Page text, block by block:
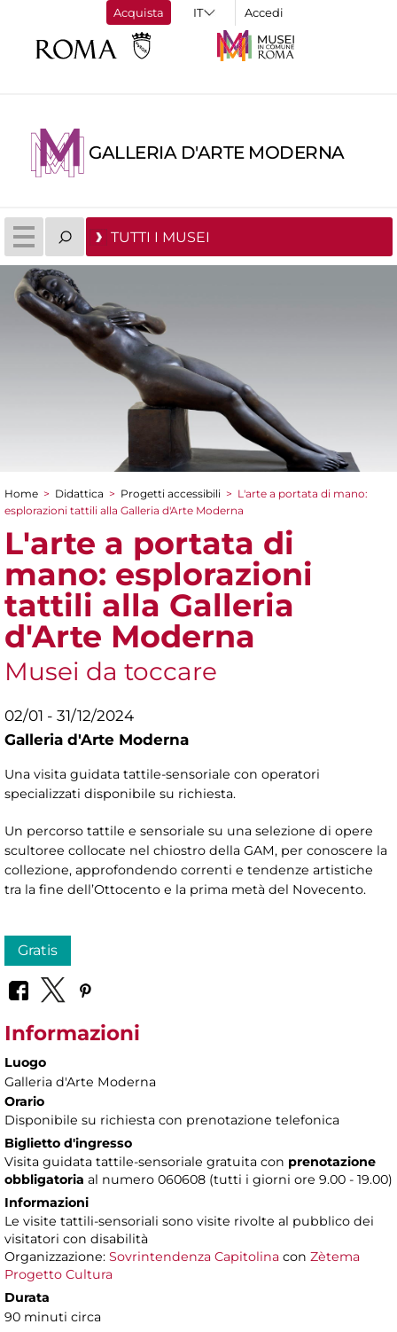
Acquista Accedi
GALLERIA D'ARTE MODERNA
TUTTI I MUSEI
Tu sei qui
Home > Didattica > Progetti accessibili > L'arte a portata di mano:
esplorazioni tattili alla Galleria d'Arte Moderna
L'arte a portata di
mano: esplorazioni
tattili alla Galleria
d'Arte Moderna
Musei da toccare
02/01 - 31/12/2024
Galleria d'Arte Moderna
Una visita guidata tattile-sensoriale con operatori
specializzati disponibile su richiesta.
Un percorso tattile e sensoriale su una selezione di opere
scultoree collocate nel chiostro della GAM, per conoscere la
collezione, approfondendo correnti e tendenze artistiche
tra la fine dell’Ottocento e la prima metà del Novecento.
Gratis
Informazioni
Luogo
Galleria d'Arte Moderna
Orario
Disponibile su richiesta con prenotazione telefonica
Biglietto d'ingresso
Visita guidata tattile-sensoriale gratuita con prenotazione
obbligatoria al numero 060608 (tutti i giorni ore 9.00 - 19.00)
Informazioni
Le visite tattili-sensoriali sono visite rivolte al pubblico dei
visitatori con disabilità
Organizzazione: Sovrintendenza Capitolina con Zètema
Progetto Cultura
Durata
90 minuti circa